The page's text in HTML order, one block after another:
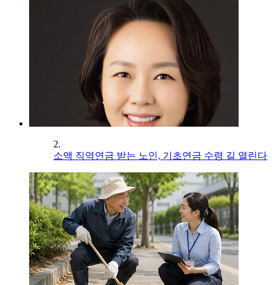
2.
소액 직역연금 받는 노인, 기초연금 수령 길 열린다